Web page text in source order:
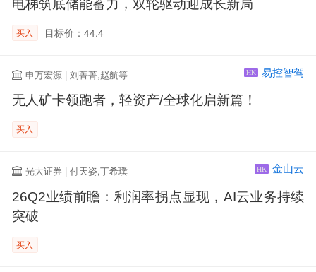
电梯筑底储能蓄力，双轮驱动迎成长新局
买入 目标价：44.4
申万宏源 | 刘菁菁,赵航等 HK 易控智驾
无人矿卡领跑者，轻资产/全球化启新篇！
买入
光大证券 | 付天姿,丁希璞 HK 金山云
26Q2业绩前瞻：利润率拐点显现，AI云业务持续
突破
买入